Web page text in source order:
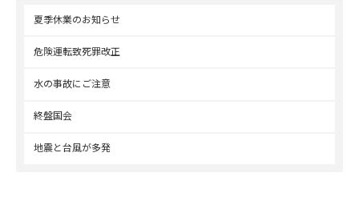
夏季休業のお知らせ
危険運転致死罪改正
水の事故にご注意
終盤国会
地震と台風が多発